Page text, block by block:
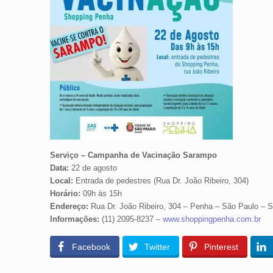
Serviço – Campanha de Vacinação Sarampo
Data: 22 de agosto
Local: Entrada de pedestres (Rua Dr. João Ribeiro, 304)
Horário: 09h às 15h
Endereço: Rua Dr. João Ribeiro, 304 – Penha – São Paulo –
Informações: (11) 2095-8237 – www.shoppingpenha.com.br
Facebook Twitter Pinterest